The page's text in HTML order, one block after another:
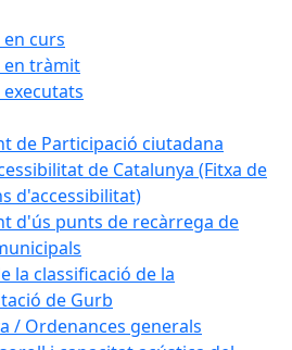
curs
en tràmit
de Participació ciutadana
de Catalunya (Fitxa de
d'accessibilitat)
d'ús punts de recàrrega de
la classificació de la
de Gurb
/ Ordenances generals